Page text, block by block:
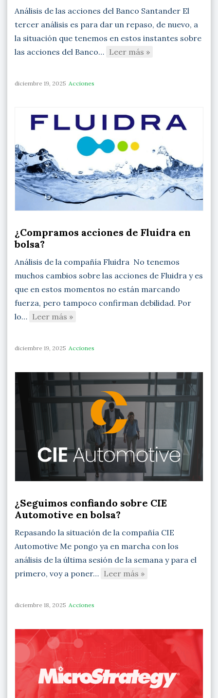
Análisis de las acciones del Banco Santander El
tercer análisis es para dar un repaso, de nuevo, a
la situación que tenemos en estos instantes sobre
las acciones del Banco… Leer más »
diciembre 19, 2025 Acciones
¿Compramos acciones de Fluidra en
bolsa?
Análisis de la compañía Fluidra No tenemos
muchos cambios sobre las acciones de Fluidra y es
que en estos momentos no están marcando
fuerza, pero tampoco confirman debilidad. Por
lo… Leer más »
diciembre 19, 2025 Acciones
¿Seguimos confiando sobre CIE
Automotive en bolsa?
Repasando la situación de la compañía CIE
Automotive Me pongo ya en marcha con los
análisis de la última sesión de la semana y para el
primero, voy a poner… Leer más »
diciembre 18, 2025 Acciones